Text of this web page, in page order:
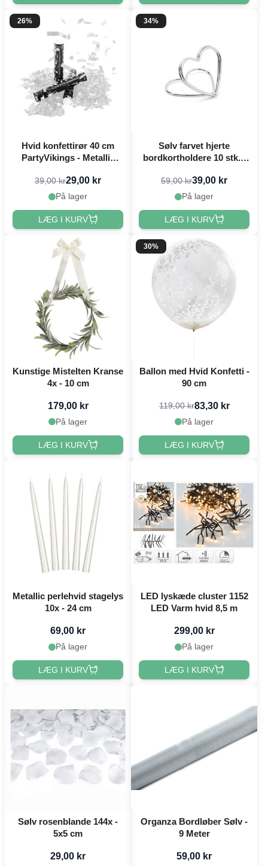
26%
Hvid konfettirør 40 cm
PartyVikings - Metallic
39,00 kr29,00 kr
På lager
LÆG I KURV
34%
Sølv farvet hjerte
bordkortholdere 10 stk. -
59,00 kr39,00 kr
På lager
LÆG I KURV
Kunstige Mistelten Kranse
4x - 10 cm
179,00 kr
På lager
LÆG I KURV
30%
Ballon med Hvid Konfetti -
90 cm
119,00 kr83,30 kr
På lager
LÆG I KURV
Metallic perlehvid stagelys
10x - 24 cm
69,00 kr
På lager
LÆG I KURV
LED lyskæde cluster 1152
LED Varm hvid 8,5 m
299,00 kr
På lager
LÆG I KURV
Sølv rosenblande 144x -
5x5 cm
29,00 kr
Organza Bordløber Sølv -
9 Meter
59,00 kr